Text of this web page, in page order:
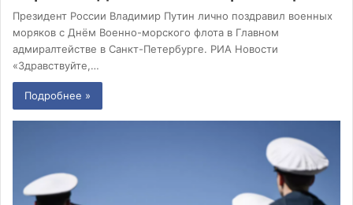
Президент России Владимир Путин лично поздравил военных
моряков с Днём Военно-морского флота в Главном
адмиралтействе в Санкт-Петербурге. РИА Новости
«Здравствуйте,…
Подробнее »